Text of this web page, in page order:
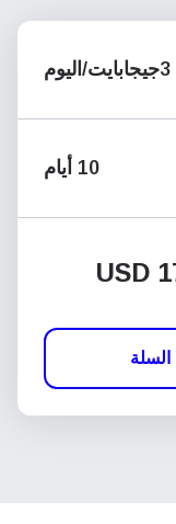
3جيجابايت/اليوم
10 أيام
USD
السلة